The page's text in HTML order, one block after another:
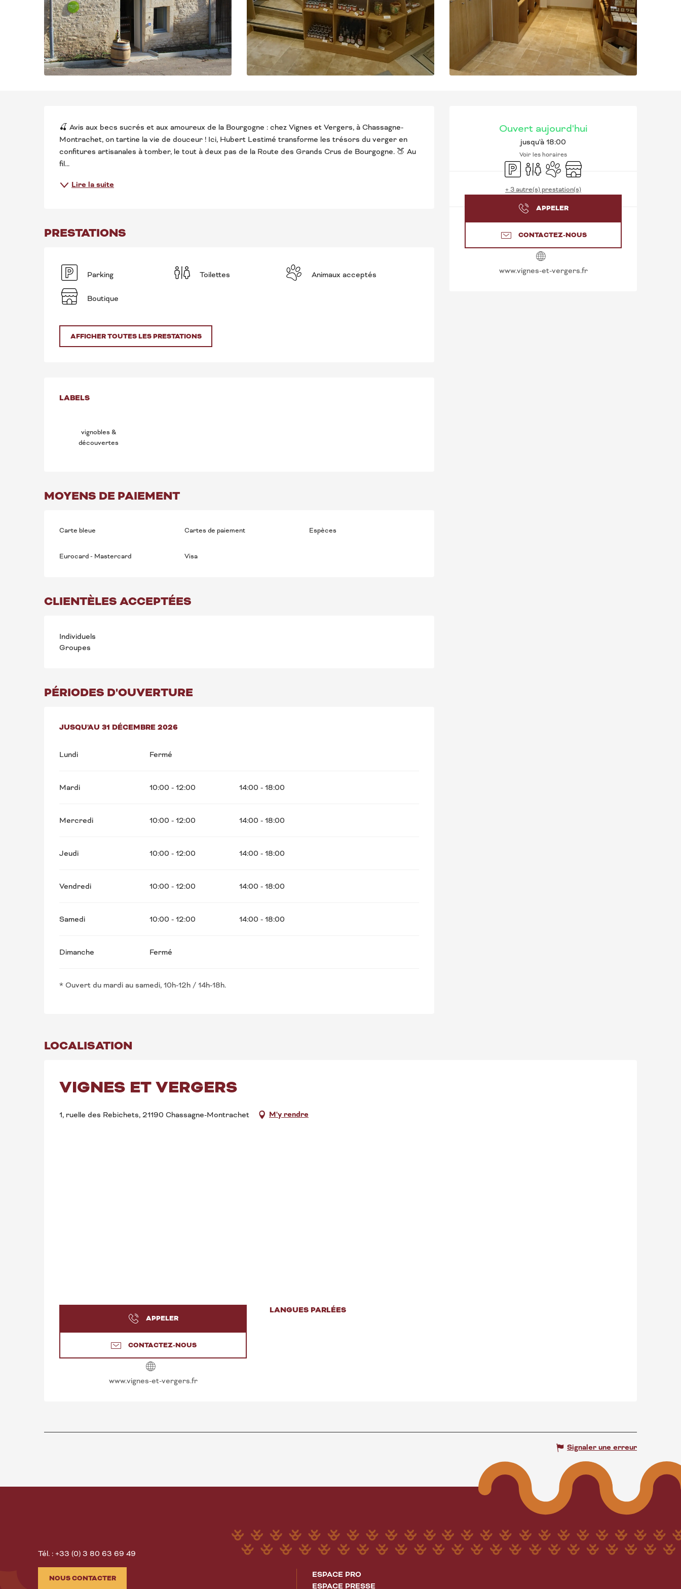
OUVERTURE ET
Ouvert aujourd'hui
jusqu'à 18:00
Voir les horaires
ParkingToilettesAnimaux acceptés
Boutique
+ 3 autre(s) prestation(s)
APPELER
CONTACTEZ-NOUS
www.vignes-et-vergers.fr
DESCRIPTION
🍒 Avis aux becs sucrés et aux amoureux de la Bourgogne : chez Vignes et Vergers, à Chassagne-
Montrachet, on tartine la vie de douceur ! Ici, Hubert Lestimé transforme les trésors du verger en
confitures artisanales à tomber, le tout à deux pas de la Route des Grands Crus de Bourgogne. 🍑 Au
fil...
Lire la suite
PRESTATIONS
Parking Toilettes Animaux acceptés
Boutique
AFFICHER TOUTES LES PRESTATIONS
OFFRES DE PRESTATIONS
LABELS
LABELS
vignobles &
découvertes
MOYENS DE PAIEMENT
Carte bleue Cartes de paiement Espèces
Eurocard - Mastercard Visa
CLIENTÈLES ACCEPTÉES
Individuels
Groupes
PÉRIODES D'OUVERTURE
DU6 JANVIER 2026AU31 DÉCEMBRE 2026
JUSQU'AU 31 DÉCEMBRE 2026
Lundi Fermé
Mardi 10:00 - 12:00 14:00 - 18:00
Mercredi 10:00 - 12:00 14:00 - 18:00
Jeudi 10:00 - 12:00 14:00 - 18:00
Vendredi 10:00 - 12:00 14:00 - 18:00
Samedi 10:00 - 12:00 14:00 - 18:00
Dimanche Fermé
* Ouvert du mardi au samedi, 10h-12h / 14h-18h.
LOCALISATION
VIGNES ET VERGERS
1, ruelle des Rebichets, 21190 Chassagne-Montrachet M'y rendre
APPELER
CONTACTEZ-NOUS
www.vignes-et-vergers.fr
LANGUES PARLÉES
LANGUES PARLÉES
Signaler une erreur
Tél. : +33 (0) 3 80 63 69 49
NOUS CONTACTER
ESPACE PRO
ESPACE PRESSE